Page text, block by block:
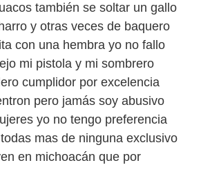
también se soltar un gallo
y otras veces de baquero
con una hembra yo no fallo
mi pistola y mi sombrero
cumplidor por excelencia
pero jamás soy abusivo
yo no tengo preferencia
mas de ninguna exclusivo
en michoacán que por